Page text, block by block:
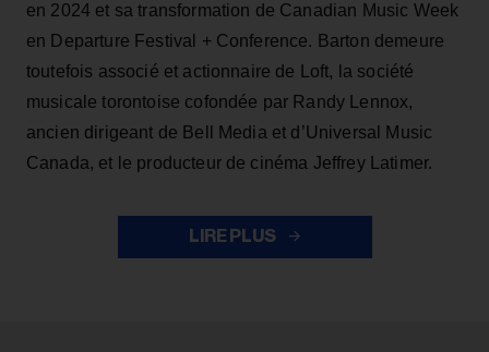
en 2024 et sa transformation de Canadian Music Week
en Departure Festival + Conference. Barton demeure
toutefois associé et actionnaire de Loft, la société
musicale torontoise cofondée par Randy Lennox,
ancien dirigeant de Bell Media et d’Universal Music
Canada, et le producteur de cinéma Jeffrey Latimer.
LIRE PLUS